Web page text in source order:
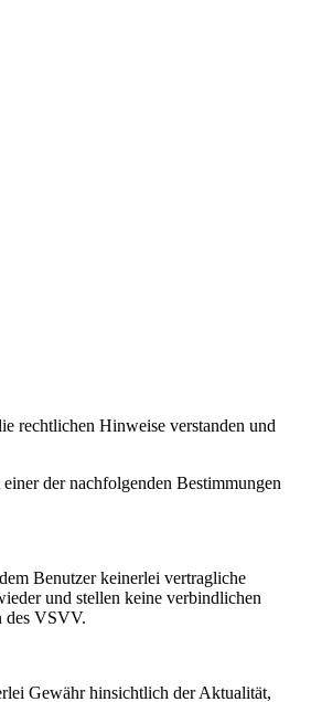
rechtlichen Hinweise verstanden und
der nachfolgenden Bestimmungen
Benutzer keinerlei vertragliche
und stellen keine verbindlichen
des VSVV.
Gewähr hinsichtlich der Aktualität,